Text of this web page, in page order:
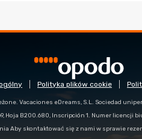
Polityka plików cookie
Vacaciones eDreams, S.L. Sociedad
Hoja B200.680, Inscripción 1. Numer licencji
Aby skontaktować się z nami w sprawie